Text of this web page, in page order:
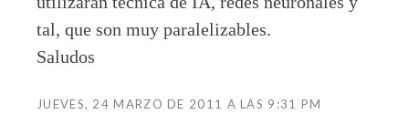
tal, que son muy paralelizables.
Saludos
JUEVES, 24 MARZO DE 2011 A LAS 9:31 PM